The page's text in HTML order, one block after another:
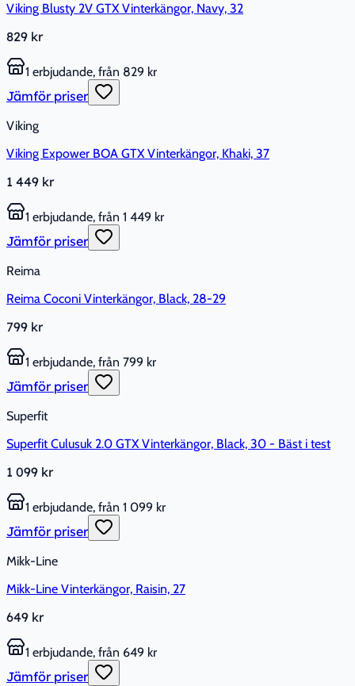
Viking Blusty 2V GTX Vinterkängor, Navy, 32
829 kr
1 erbjudande, från 829 kr
Jämför priser
Viking
Viking Expower BOA GTX Vinterkängor, Khaki, 37
1 449 kr
1 erbjudande, från 1 449 kr
Jämför priser
Reima
Reima Coconi Vinterkängor, Black, 28-29
799 kr
1 erbjudande, från 799 kr
Jämför priser
Superfit
Superfit Culusuk 2.0 GTX Vinterkängor, Black, 30 - Bäst i test
1 099 kr
1 erbjudande, från 1 099 kr
Jämför priser
Mikk-Line
Mikk-Line Vinterkängor, Raisin, 27
649 kr
1 erbjudande, från 649 kr
Jämför priser